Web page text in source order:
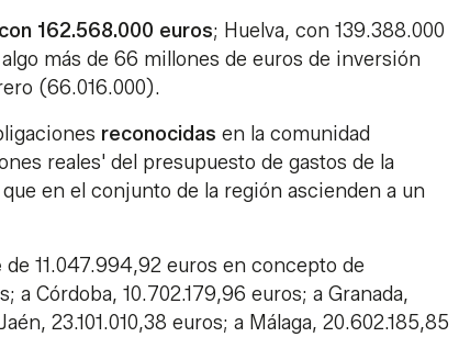
162.568.000 euros; Huelva, con 139.388.000
más de 66 millones de euros de inversión
(66.016.000).
reconocidas en la comunidad
reales' del presupuesto de gastos de la
en el conjunto de la región ascienden a un
de 11.047.994,92 euros en concepto de
Córdoba, 10.702.179,96 euros; a Granada,
23.101.010,38 euros; a Málaga, 20.602.185,85